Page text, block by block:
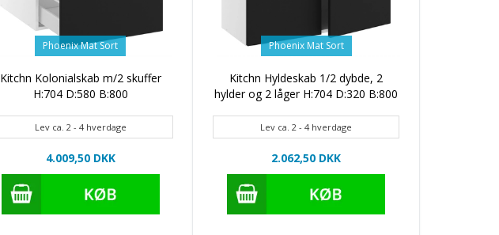
Phoenix Mat Sort
Kitchn Kolonialskab m/2 skuffer
H:704 D:580 B:800
Lev ca. 2 - 4 hverdage
4.009,50 DKK
Phoenix Mat Sort
Kitchn Hyldeskab 1/2 dybde, 2
hylder og 2 låger H:704 D:320 B:800
Lev ca. 2 - 4 hverdage
2.062,50 DKK